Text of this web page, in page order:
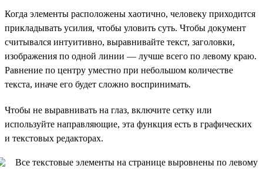
Когда элементы расположены хаотично, человеку приходится
прикладывать усилия, чтобы уловить суть. Чтобы документ
считывался интуитивно, выравнивайте текст, заголовки,
изображения по одной линии — лучше всего по левому краю.
Равнение по центру уместно при небольшом количестве
текста, иначе его будет сложно воспринимать.
Чтобы не выравнивать на глаз, включите сетку или
используйте направляющие, эта функция есть в графических
и текстовых редакторах.